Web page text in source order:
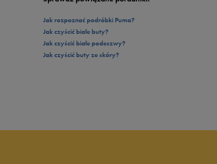
Jak rozpoznać podróbki Puma?
Jak czyścić białe buty?
Jak czyścić białe podeszwy?
Jak czyścić buty ze skóry?